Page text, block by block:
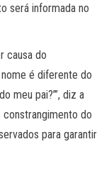
será informada no
causa do
é diferente do
meu pai?’”, diz a
do
para garantir